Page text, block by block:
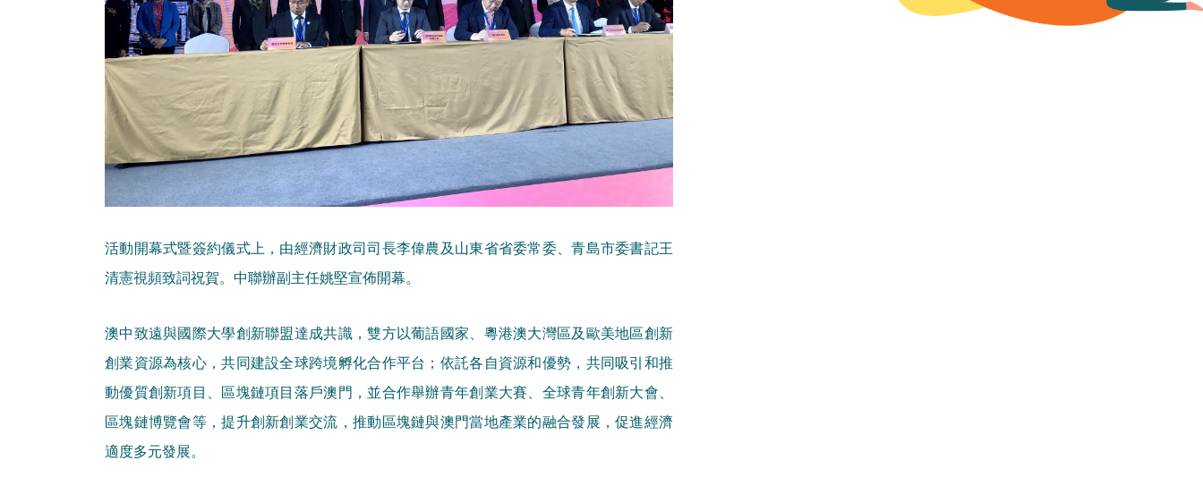
活動開幕式暨簽約儀式上，由經濟財政司司長李偉農及山東省省委常委、青島市委書記王
清憲視頻致詞祝賀。中聯辦副主任姚堅宣佈開幕。
澳中致遠與國際大學創新聯盟達成共識，雙方以葡語國家、粵港澳大灣區及歐美地區創新
創業資源為核心，共同建設全球跨境孵化合作平台；依託各自資源和優勢，共同吸引和推
動優質創新項目、區塊鏈項目落戶澳門，並合作舉辦青年創業大賽、全球青年創新大會、
區塊鏈博覽會等，提升創新創業交流，推動區塊鏈與澳門當地產業的融合發展，促進經濟
適度多元發展。